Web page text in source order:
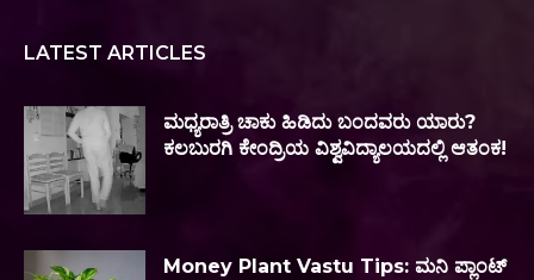
LATEST ARTICLES
ಮಧ್ಯರಾತ್ರಿ ಚಾಕು ಹಿಡಿದು ಬಂದವರು ಯಾರು?
ಕಲಬುರಗಿ ಕೇಂದ್ರಿಯ ವಿಶ್ವವಿದ್ಯಾಲಯದಲ್ಲಿ ಆತಂಕ!
Money Plant Vastu Tips: ಮನಿ ಪ್ಲಾಂಟ್